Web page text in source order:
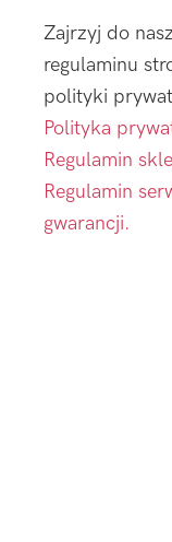
Zajrzyj do
regulaminu
polityki
Polityka
Regulamin
Regulamin
gwarancji.